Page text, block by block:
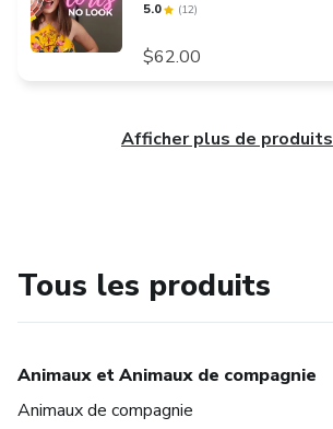
5.0 (12)
$62.00
Afficher plus de produits
Tous les produits
Animaux et Animaux de compagnie
Animaux de compagnie